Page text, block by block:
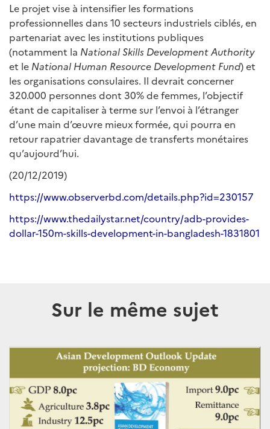
Le projet vise à intensifier les formations
professionnelles dans 10 secteurs industriels ciblés, en
partenariat avec les institutions publiques
(notamment la National Skills Development Authority
et le National Human Resource Development Fund) et
les organisations consulaires. Il devrait concerner
320.000 personnes dont 30% de femmes, l’objectif
étant de capitaliser à terme sur l’envoi à l’étranger
d’une main d’œuvre mieux formée, qui pourra en
retour rapatrier davantage de transferts monétaires
qu’aujourd’hui.
(20/12/2019)
https://www.observerbd.com/details.php?id=230157
https://www.thedailystar.net/country/adb-provides-
dollar-150m-skills-development-in-bangladesh-1831801
Sur le même sujet